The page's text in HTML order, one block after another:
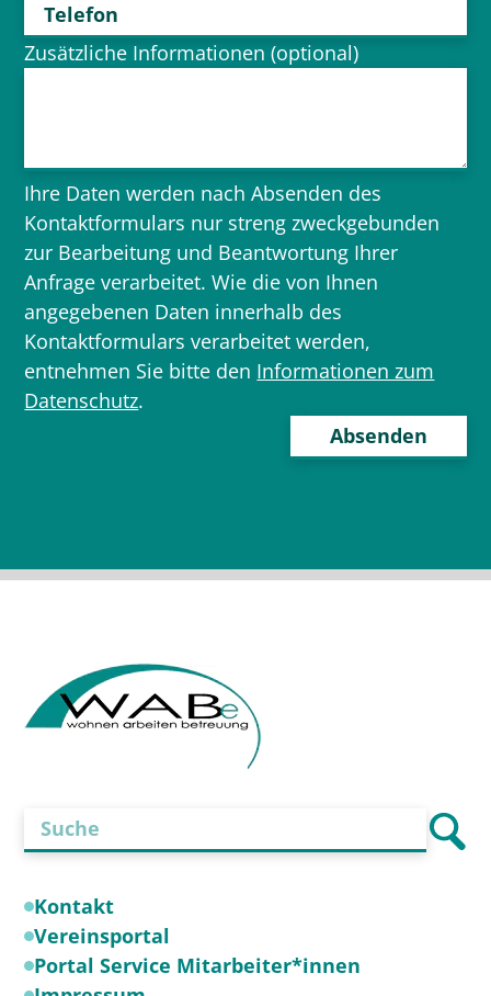
Telefon
Zusätzliche Informationen (optional)
Ihre Daten werden nach Absenden des
Kontaktformulars nur streng zweckgebunden
zur Bearbeitung und Beantwortung Ihrer
Anfrage verarbeitet. Wie die von Ihnen
angegebenen Daten innerhalb des
Kontaktformulars verarbeitet werden,
entnehmen Sie bitte den Informationen zum
Datenschutz.
Kontakt
Vereinsportal
Portal Service Mitarbeiter*innen